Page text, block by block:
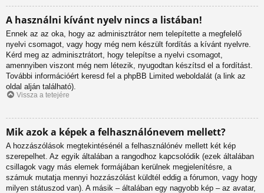
A használni kívánt nyelv nincs a listában!
Ennek az az oka, hogy az adminisztrátor nem telepítette a megfelelő
nyelvi csomagot, vagy hogy még nem készült fordítás a kívánt nyelvre.
Kérd meg az adminisztrátort, hogy telepítse a nyelvi csomagot,
amennyiben viszont még nem létezik, nyugodtan készítsd el a fordítást.
További információért keresd fel a phpBB Limited weboldalát (a link az
oldal alján található).
Vissza a tetejére
Mik azok a képek a felhasználónevem mellett?
A hozzászólások megtekintésénél a felhasználónév mellett két kép
szerepelhet. Az egyik általában a rangodhoz kapcsolódik (ezek általában
csillagok vagy más elemek formájában kerülnek megjelenítésre, a
számuk mutatja mennyi hozzászólást küldtél eddig a fórumon, vagy hogy
milyen státuszod van). A másik – általában egy nagyobb kép – az avatar,